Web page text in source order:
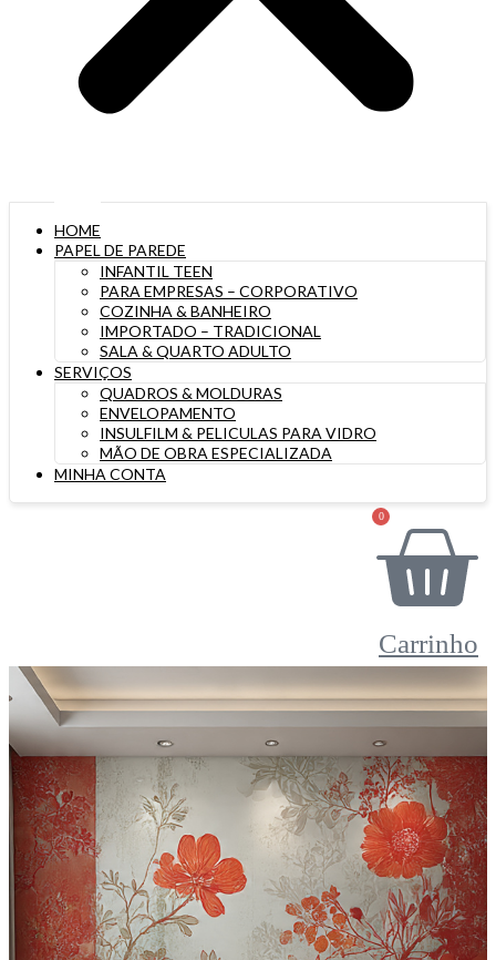
HOME
PAPEL DE PAREDE
INFANTIL TEEN
PARA EMPRESAS – CORPORATIVO
COZINHA & BANHEIRO
IMPORTADO – TRADICIONAL
SALA & QUARTO ADULTO
SERVIÇOS
QUADROS & MOLDURAS
ENVELOPAMENTO
INSULFILM & PELICULAS PARA VIDRO
MÃO DE OBRA ESPECIALIZADA
MINHA CONTA
0
Carrinho